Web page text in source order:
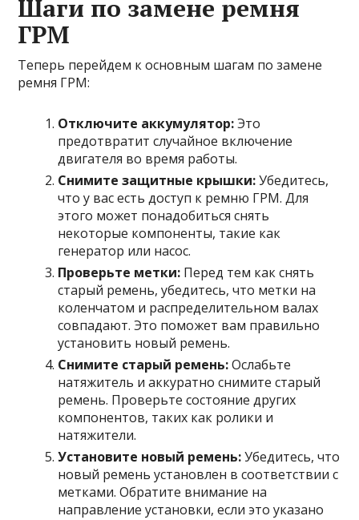
Шаги по замене ремня
ГРМ
Теперь перейдем к основным шагам по замене
ремня ГРМ:
Отключите аккумулятор:Это
предотвратит случайное включение
двигателя во время работы.
Снимите защитные крышки:Убедитесь,
что у вас есть доступ к ремню ГРМ. Для
этого может понадобиться снять
некоторые компоненты, такие как
генератор или насос.
Проверьте метки: Перед тем как снять
старый ремень, убедитесь, что метки на
коленчатом и распределительном валах
совпадают. Это поможет вам правильно
установить новый ремень.
Снимите старый ремень:Ослабьте
натяжитель и аккуратно снимите старый
ремень. Проверьте состояние других
компонентов, таких как ролики и
натяжители.
Установите новый ремень:Убедитесь, что
новый ремень установлен в соответствии с
метками. Обратите внимание на
направление установки, если это указано